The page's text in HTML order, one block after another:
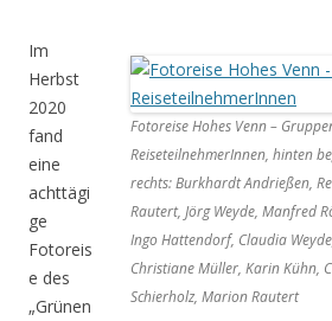
Fotoreise Hohes Venn –
ReiseteilnehmerInnen, hinten
rechts: Burkhardt Andrießen,
Rautert, Jörg Weyde, Manfred
Ingo Hattendorf, Claudia
Christiane Müller, Karin Kühn,
Schierholz, Marion Rautert
Im
Herbst
2020
fand
eine
achttägi
ge
Fotoreis
e des
„Grünen